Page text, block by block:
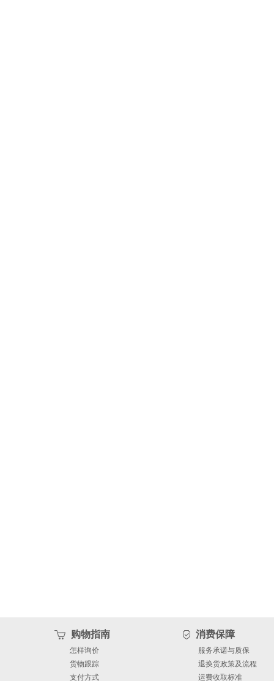
购物指南
怎样询价
货物跟踪
支付方式
消费保障
服务承诺与质保
退换货政策及流程
运费收取标准